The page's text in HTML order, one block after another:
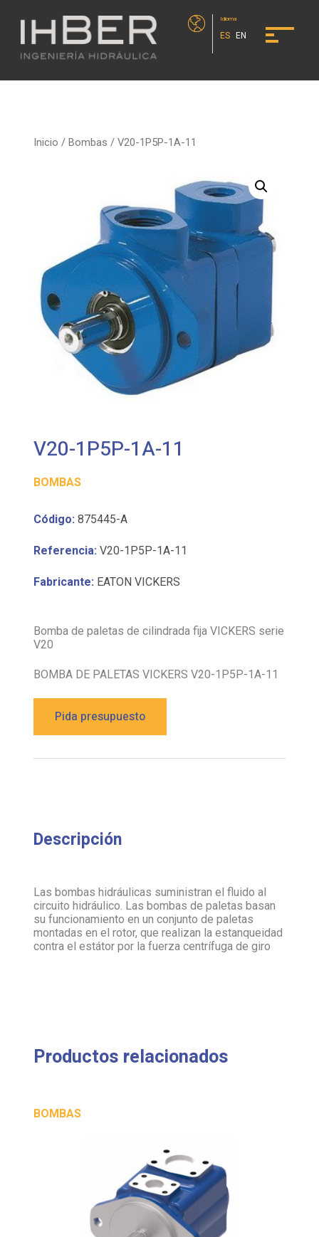
Idioma
ES EN
Inicio /Bombas / V20-1P5P-1A-11
V20-1P5P-1A-11
BOMBAS
Código: 875445-A
Referencia: V20-1P5P-1A-11
Fabricante: EATON VICKERS
Bomba de paletas de cilindrada fija VICKERS serie
V20
BOMBA DE PALETAS VICKERS V20-1P5P-1A-11
Pida presupuesto
Descripción
Las bombas hidráulicas suministran el fluido al
circuito hidráulico. Las bombas de paletas basan
su funcionamiento en un conjunto de paletas
montadas en el rotor, que realizan la estanqueidad
contra el estátor por la fuerza centrífuga de giro
Productos relacionados
BOMBAS